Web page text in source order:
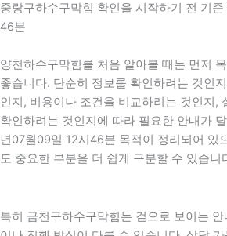
중랑구하수구막힘 확인을 시작하기 전 기
46분
양천하수구막힘를 처음 알아볼 때는 먼저
좋습니다. 단순히 정보를 확인하려는 것인
인지, 비용이나 조건을 비교하려는 것인지,
확인하려는 것인지에 따라 필요한 안내가
년07월09일 12시46분 목적이 정리되어 있
도 중요한 부분을 더 쉽게 구분할 수 있습니
특히 금천구하수구막힘는 겉으로 보이는